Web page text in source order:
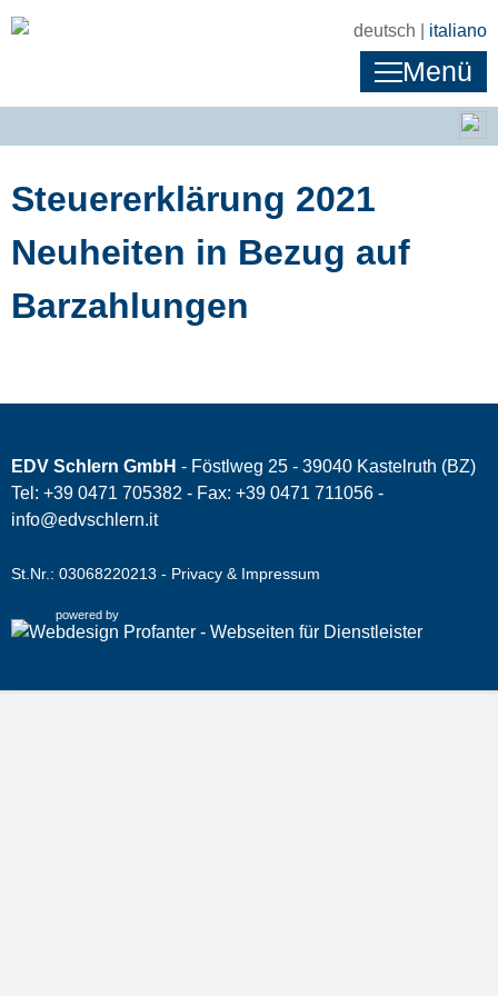
deutsch | italiano
Menü
Steuererklärung 2021
Neuheiten in Bezug auf
Barzahlungen
EDV Schlern GmbH - Föstlweg 25 - 39040 Kastelruth (BZ)
Tel: +39 0471 705382 - Fax: +39 0471 711056 -
info@edvschlern.it
St.Nr.: 03068220213 - Privacy & Impressum
powered by